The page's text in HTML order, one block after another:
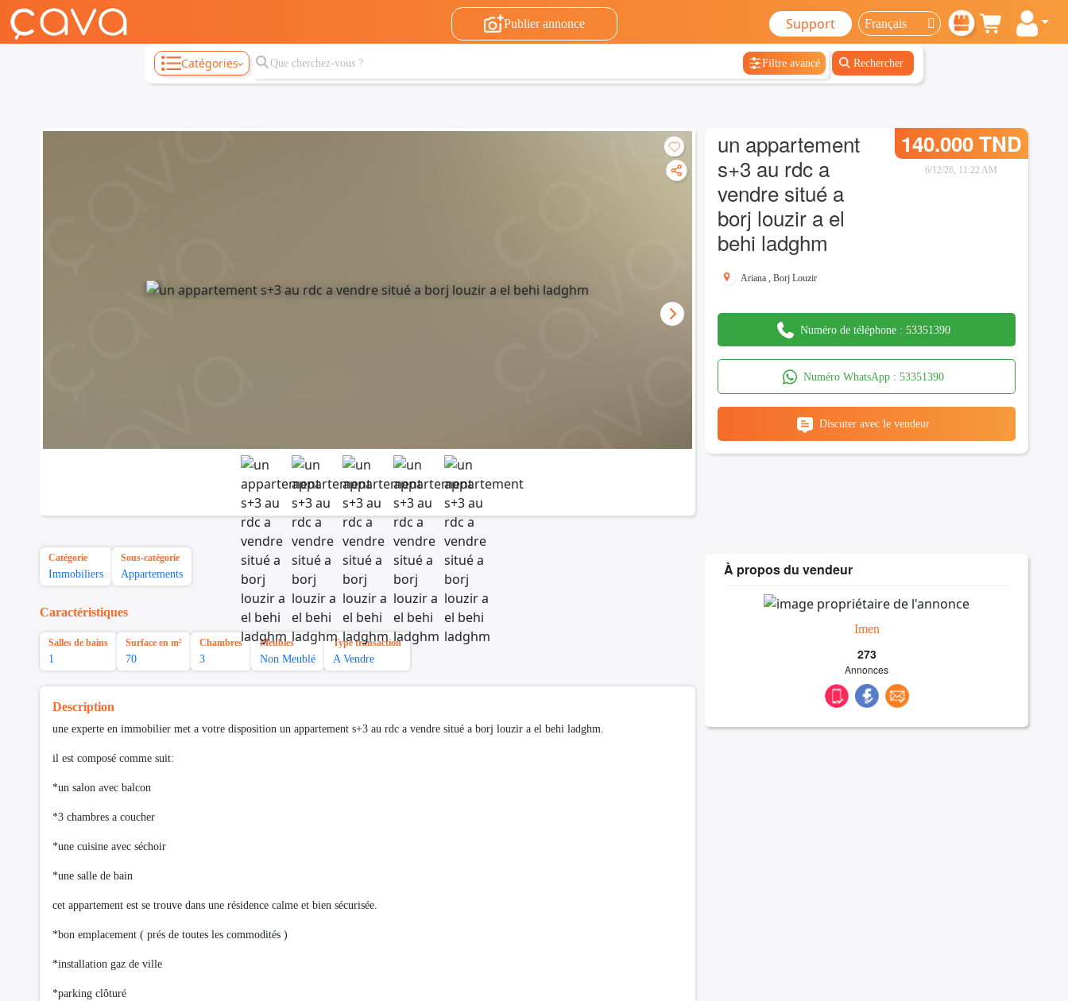
Publier annonce Support
Catégories Filtre avancé Rechercher
un appartement
s+3 au rdc a
vendre situé a
borj louzir a el
behi ladghm
140.000 TND
6/12/26, 11:22 AM
Ariana ,Borj Louzir
Numéro de téléphone : 53351390
Numéro WhatsApp :53351390
Discuter avec le vendeur
Catégorie
Immobiliers
Sous-catégorie
Appartements
Caractéristiques
Salles de bains
1
Surface en m²
70
Chambres
3
Meubles
Non Meublé
Type transaction
A Vendre
Description
une experte en immobilier met a votre disposition un appartement s+3 au rdc a vendre situé a borj louzir a el behi ladghm.
il est composé comme suit:
*un salon avec balcon
*3 chambres a coucher
*une cuisine avec séchoir
*une salle de bain
cet appartement est se trouve dans une résidence calme et bien sécurisée.
*bon emplacement ( prés de toutes les commodités )
*installation gaz de ville
*parking clôturé
À propos du vendeur
Imen
273
Annonces